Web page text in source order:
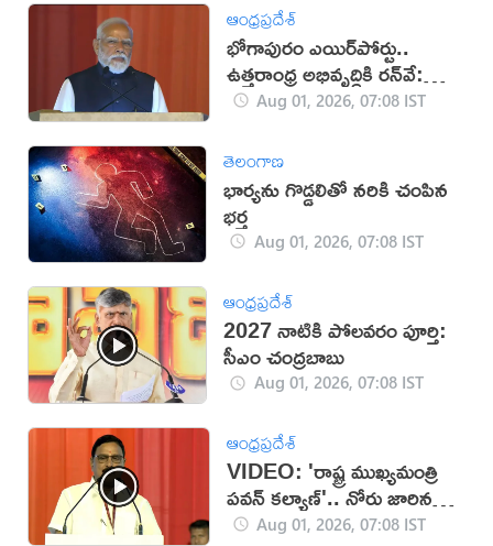
ఆంధ్రప్రదేశ్
భోగాపురం ఎయిర్‌పోర్టు..
ఉత్తరాంధ్ర అభివృద్ధికి రన్‌వే:
మోదీAug 01, 2026, 07:08 IST
తెలంగాణ
భార్యను గొడ్డలితో నరికి చంపిన
భర్త
Aug 01, 2026, 07:08 IST
ఆంధ్రప్రదేశ్
2027 నాటికి పోలవరం పూర్తి:
సీఎం చంద్రబాబు
Aug 01, 2026, 07:08 IST
ఆంధ్రప్రదేశ్
VIDEO: 'రాష్ట్ర ముఖ్యమంత్రి
పవన్ కల్యాణ్'.. నోరు జారిన
కేంద్ర మంత్రి
Aug 01, 2026, 07:08 IST